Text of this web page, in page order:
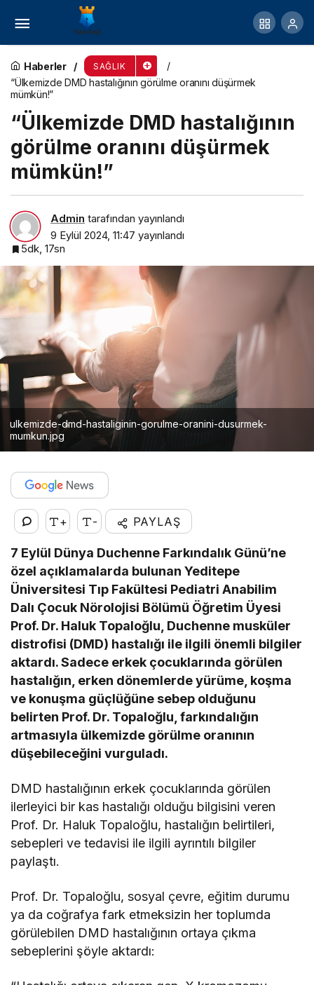
Haberler SAĞLIK
“Ülkemizde DMD hastalığının görülme oranını düşürmek
mümkün!”
“Ülkemizde DMD hastalığının
görülme oranını düşürmek
mümkün!”
Admin tarafından yayınlandı
9 Eylül 2024, 11:47 yayınlandı
5dk, 17sn
ulkemizde-dmd-hastaliginin-gorulme-oranini-dusurmek-
mumkun.jpg
+ - PAYLAŞ
7 Eylül Dünya Duchenne Farkındalık Günü’ne
özel açıklamalarda bulunan Yeditepe
Üniversitesi Tıp Fakültesi Pediatri Anabilim
Dalı Çocuk Nörolojisi Bölümü Öğretim Üyesi
Prof. Dr. Haluk Topaloğlu, Duchenne musküler
distrofisi (DMD) hastalığı ile ilgili önemli bilgiler
aktardı. Sadece erkek çocuklarında görülen
hastalığın, erken dönemlerde yürüme, koşma
ve konuşma güçlüğüne sebep olduğunu
belirten Prof. Dr. Topaloğlu, farkındalığın
artmasıyla ülkemizde görülme oranının
düşebileceğini vurguladı.
DMD hastalığının erkek çocuklarında görülen
ilerleyici bir kas hastalığı olduğu bilgisini veren
Prof. Dr. Haluk Topaloğlu, hastalığın belirtileri,
sebepleri ve tedavisi ile ilgili ayrıntılı bilgiler
paylaştı.
Prof. Dr. Topaloğlu, sosyal çevre, eğitim durumu
ya da coğrafya fark etmeksizin her toplumda
görülebilen DMD hastalığının ortaya çıkma
sebeplerini şöyle aktardı:
Diş sağlığı için 6 öneri